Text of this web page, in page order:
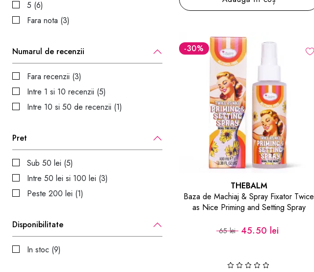
5 (6)
Fara nota (3)
Numarul de recenzii
Fara recenzii (3)
Intre 1 si 10 recenzii (5)
Intre 10 si 50 de recenzii (1)
Pret
Sub 50 lei (5)
Intre 50 lei si 100 lei (3)
Peste 200 lei (1)
Disponibilitate
In stoc (9)
-30%
THEBALM
Baza de Machiaj & Spray Fixator Twice
as Nice Priming and Setting Spray
65 lei 45.50 lei